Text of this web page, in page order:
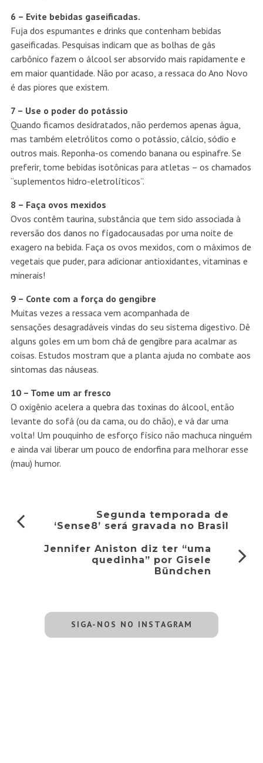
6 – Evite bebidas gaseificadas.
Fuja dos espumantes e drinks que contenham bebidas
gaseificadas. Pesquisas indicam que as bolhas de gás
carbônico fazem o álcool ser absorvido mais rapidamente e
em maior quantidade. Não por acaso, a ressaca do Ano Novo
é das piores que existem.
7 – Use o poder do potássio
Quando ficamos desidratados, não perdemos apenas água,
mas também eletrólitos como o potássio, cálcio, sódio e
outros mais. Reponha-os comendo banana ou espinafre. Se
preferir, tome bebidas isotônicas para atletas – os chamados
“suplementos hidro-eletrolíticos”.
8 – Faça ovos mexidos
Ovos contêm taurina, substância que tem sido associada à
reversão dos danos no fígadocausadas por uma noite de
exagero na bebida. Faça os ovos mexidos, com o máximos de
vegetais que puder, para adicionar antioxidantes, vitaminas e
minerais!
9 – Conte com a força do gengibre
Muitas vezes a ressaca vem acompanhada de
sensações desagradáveis vindas do seu sistema digestivo. Dê
alguns goles em um bom chá de gengibre para acalmar as
coisas. Estudos mostram que a planta ajuda no combate aos
sintomas das náuseas.
10 – Tome um ar fresco
O oxigênio acelera a quebra das toxinas do álcool, então
levante do sofá (ou da cama, ou do chão), e vá dar uma
volta! Um pouquinho de esforço físico não machuca ninguém
e ainda vai liberar um pouco de endorfinapara melhorar esse
(mau) humor.
Segunda temporada de
‘Sense8’ será gravada no Brasil
Jennifer Aniston diz ter “uma
quedinha” por Gisele
Bündchen
SIGA-NOS NO INSTAGRAM